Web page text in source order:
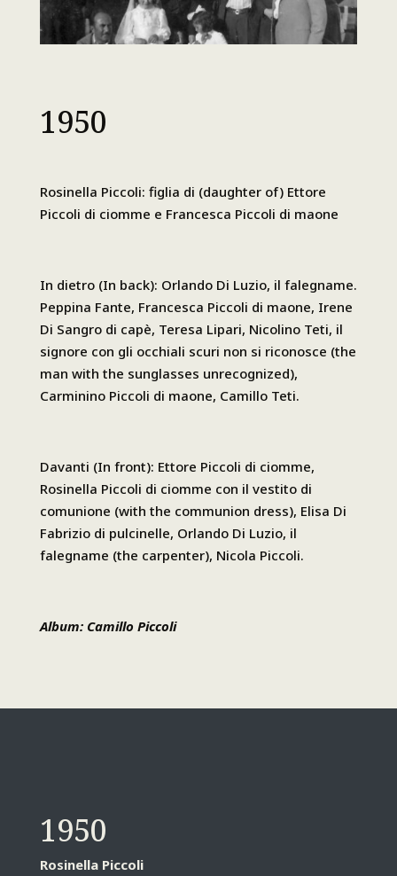
1950
Rosinella Piccoli: figlia di (daughter of) Ettore
Piccoli di ciomme e Francesca Piccoli di maone
In dietro (In back): Orlando Di Luzio, il falegname.
Peppina Fante, Francesca Piccoli di maone, Irene
Di Sangro di capè, Teresa Lipari, Nicolino Teti, il
signore con gli occhiali scuri non si riconosce (the
man with the sunglasses unrecognized),
Carminino Piccoli di maone, Camillo Teti.
Davanti (In front): Ettore Piccoli di ciomme,
Rosinella Piccoli di ciomme con il vestito di
comunione (with the communion dress), Elisa Di
Fabrizio di pulcinelle, Orlando Di Luzio, il
falegname (the carpenter), Nicola Piccoli.
Album: Camillo Piccoli
1950
Rosinella Piccoli